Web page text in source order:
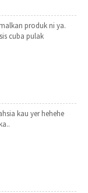
produk ni ya.
cuba pulak
kau yer hehehe